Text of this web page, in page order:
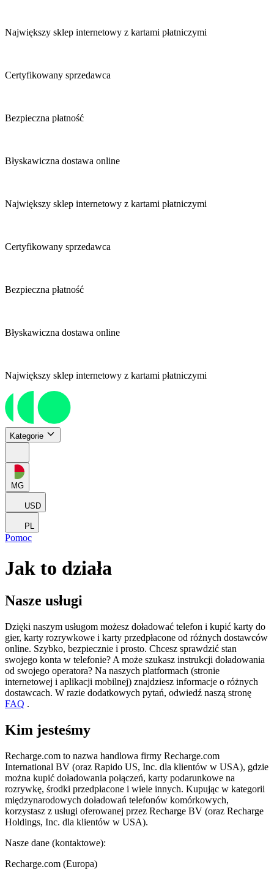
Największy sklep internetowy z kartami płatniczymi
Certyfikowany sprzedawca
Bezpieczna płatność
Błyskawiczna dostawa online
Największy sklep internetowy z kartami płatniczymi
Certyfikowany sprzedawca
Bezpieczna płatność
Błyskawiczna dostawa online
Największy sklep internetowy z kartami płatniczymi
Kategorie
MG
USD
PL
Pomoc
Jak to działa
Nasze usługi
Dzięki naszym usługom możesz doładować telefon i kupić karty do
gier, karty rozrywkowe i karty przedpłacone od różnych dostawców
online. Szybko, bezpiecznie i prosto. Chcesz sprawdzić stan
swojego konta w telefonie? A może szukasz instrukcji doładowania
od swojego operatora? Na naszych platformach (stronie
internetowej i aplikacji mobilnej) znajdziesz informacje o różnych
dostawcach. W razie dodatkowych pytań, odwiedź naszą stronę
FAQ .
Kim jesteśmy
Recharge.com to nazwa handlowa firmy Recharge.com
International BV (oraz Rapido US, Inc. dla klientów w USA), gdzie
można kupić doładowania połączeń, karty podarunkowe na
rozrywkę, środki przedpłacone i wiele innych. Kupując w kategorii
międzynarodowych doładowań telefonów komórkowych,
korzystasz z usługi oferowanej przez Recharge BV (oraz Recharge
Holdings, Inc. dla klientów w USA).
Nasze dane (kontaktowe):
Recharge.com (Europa)